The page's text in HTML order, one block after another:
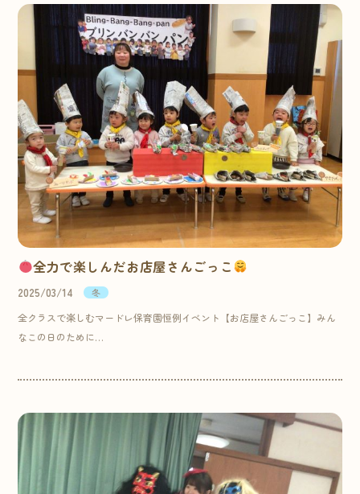
全力で楽しんだお店屋さんごっこ
2025/03/14 冬
全クラスで楽しむマードレ保育園恒例イベント【お店屋さんごっこ】みん
なこの日のために…